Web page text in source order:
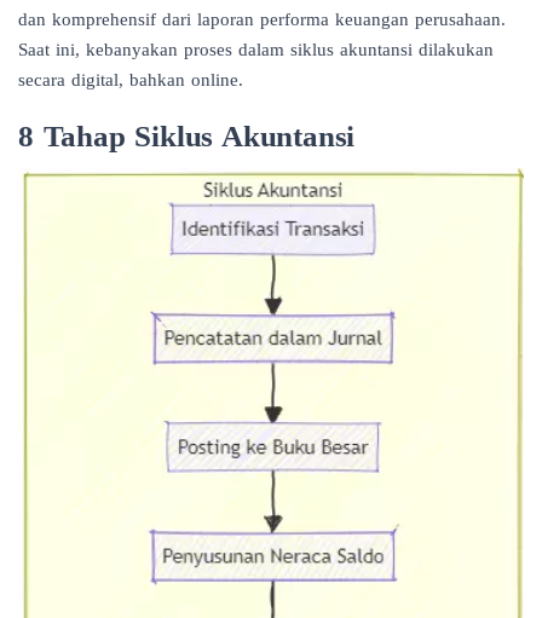
dan komprehensif dari laporan performa keuangan perusahaan.
Saat ini, kebanyakan proses dalam siklus akuntansi dilakukan
secara digital, bahkan online.
8 Tahap Siklus Akuntansi